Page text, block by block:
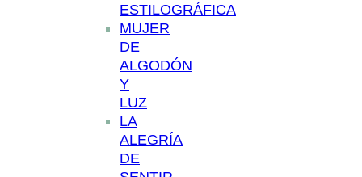
ESTILOGRÁFICA
MUJER
DE
ALGODÓN
Y
LUZ
LA
ALEGRÍA
DE